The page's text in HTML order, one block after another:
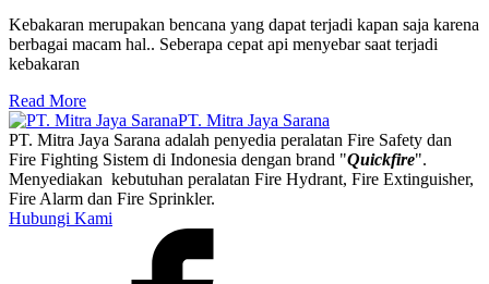
Kebakaran merupakan bencana yang dapat terjadi kapan saja karena
berbagai macam hal.. Seberapa cepat api menyebar saat terjadi
kebakaran
Read More
PT. Mitra Jaya Sarana
PT. Mitra Jaya Sarana adalah penyedia peralatan Fire Safety dan
Fire Fighting Sistem di Indonesia dengan brand "Quickfire".
Menyediakan kebutuhan peralatan Fire Hydrant, Fire Extinguisher,
Fire Alarm dan Fire Sprinkler.
Hubungi Kami